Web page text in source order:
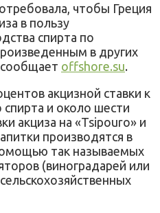
чтобы Греция
в пользу
спирта по
в других
сообщает offshore.su.
акцизной ставки к
спирта и около шести
акциза на «Tsipouro» и
производятся в
так называемых
(виноградарей или